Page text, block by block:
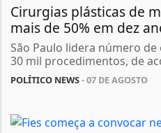
Cirurgias plásticas de
mais de 50% em dez
São Paulo lidera número
30 mil procedimentos, de
POLÍTICO NEWS- 07 DE AGOSTO